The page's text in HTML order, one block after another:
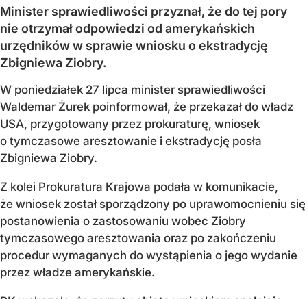
Minister sprawiedliwości przyznał, że do tej pory
nie otrzymał odpowiedzi od amerykańskich
urzędników w sprawie wniosku o ekstradycję
Zbigniewa Ziobry.
W poniedziałek 27 lipca minister sprawiedliwości
Waldemar Żurek poinformował, że przekazał do władz
USA, przygotowany przez prokuraturę, wniosek
o tymczasowe aresztowanie i ekstradycję posła
Zbigniewa Ziobry.
Z kolei Prokuratura Krajowa podała w komunikacie,
że wniosek został sporządzony po uprawomocnieniu się
postanowienia o zastosowaniu wobec Ziobry
tymczasowego aresztowania oraz po zakończeniu
procedur wymaganych do wystąpienia o jego wydanie
przez władze amerykańskie.